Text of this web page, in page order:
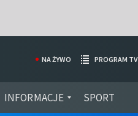
INFORMACJE SPORT
NA ŻYWO PROGRAM TV